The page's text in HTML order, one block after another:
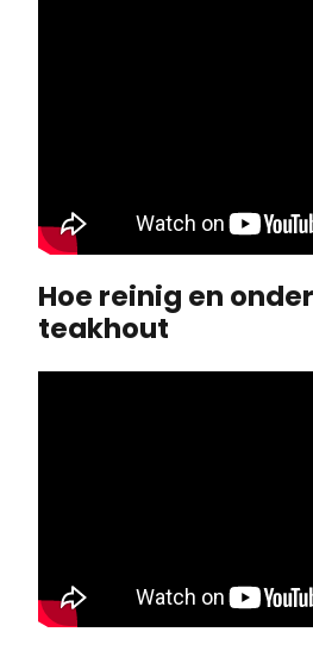
Hoe reinig en
teakhout